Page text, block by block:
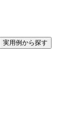
実用例から探す